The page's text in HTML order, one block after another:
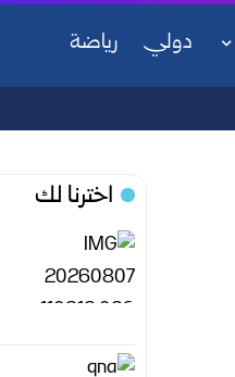
دولي رياضة
اخترنا لك